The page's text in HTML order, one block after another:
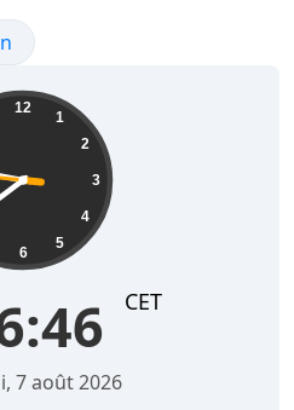
coucher du soleil
12
1
2
3
4
5
6
CET
7 août 2026